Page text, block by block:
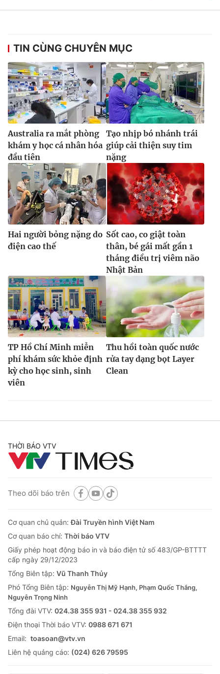
TIN CÙNG CHUYÊN MỤC
Australia ra mắt phòng
khám y học cá nhân hóa
đầu tiên
Tạo nhịp bó nhánh trái
giúp cải thiện suy tim
nặng
Hai người bỏng nặng do
điện cao thế
Sốt cao, co giật toàn
thân, bé gái mất gần 1
tháng điều trị viêm não
Nhật Bản
TP Hồ Chí Minh miễn
phí khám sức khỏe định
kỳ cho học sinh, sinh
viên
Thu hồi toàn quốc nước
rửa tay dạng bọt Layer
Clean
THỜI BÁO VTV
Theo dõi báo trên
Cơ quan chủ quản:Đài Truyền hình Việt Nam
Cơ quan báo chí: Thời báo VTV
Giấy phép hoạt động báo in và báo điện tử số 483/GP-BTTTT
cấp ngày 29/12/2023
Tổng Biên tập: Vũ Thanh Thủy
Phó Tổng Biên tập: Nguyễn Thị Mỹ Hạnh, Phạm Quốc Thắng,
Nguyễn Trọng Ninh
Tổng đài VTV: 024.38 355 931 - 024.38 355 932
Ðiện thoại Thời báo VTV: 0988 671 671
Email: toasoan@vtv.vn
Liên hệ quảng cáo: (024) 626 79595